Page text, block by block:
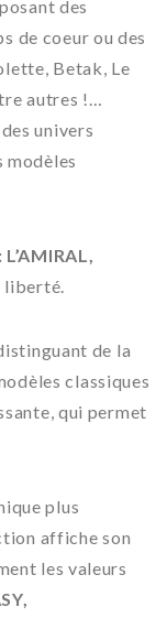
des
de coeur ou des
Betak, Le
autres !…
univers
modèles
liberté.
de la
classiques
qui permet
plus
affiche son
les valeurs